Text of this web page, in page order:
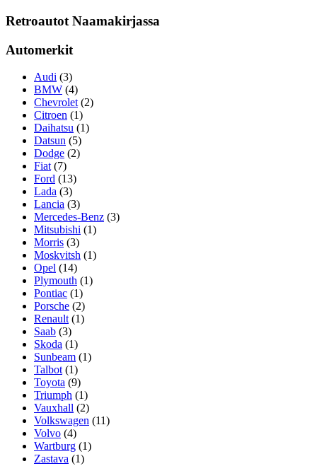
Retroautot Naamakirjassa
Automerkit
Audi (3)
BMW (4)
Chevrolet (2)
Citroen (1)
Daihatsu (1)
Datsun (5)
Dodge (2)
Fiat (7)
Ford (13)
Lada (3)
Lancia (3)
Mercedes-Benz (3)
Mitsubishi (1)
Morris (3)
Moskvitsh (1)
Opel (14)
Plymouth (1)
Pontiac (1)
Porsche (2)
Renault (1)
Saab (3)
Skoda (1)
Sunbeam (1)
Talbot (1)
Toyota (9)
Triumph (1)
Vauxhall (2)
Volkswagen (11)
Volvo (4)
Wartburg (1)
Zastava (1)